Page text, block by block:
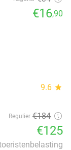
€16,90
9.6 star
Regulier €184
€125